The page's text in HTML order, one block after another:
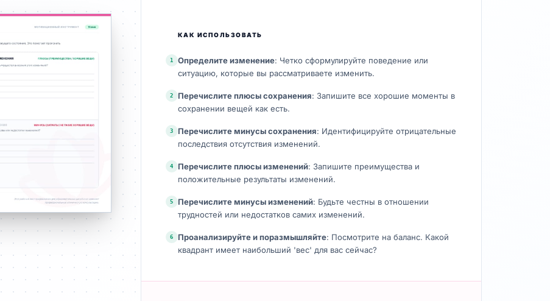
КАК ИСПОЛЬЗОВАТЬ
1 Определите изменение: Четко сформулируйте поведение или
ситуацию, которые вы рассматриваете изменить.
2 Перечислите плюсы сохранения: Запишите все хорошие моменты в
сохранении вещей как есть.
3 Перечислите минусы сохранения: Идентифицируйте отрицательные
последствия отсутствия изменений.
4 Перечислите плюсы изменений: Запишите преимущества и
положительные результаты изменений.
5 Перечислите минусы изменений: Будьте честны в отношении
трудностей или недостатков самих изменений.
6 Проанализируйте и поразмышляйте: Посмотрите на баланс. Какой
квадрант имеет наибольший 'вес' для вас сейчас?